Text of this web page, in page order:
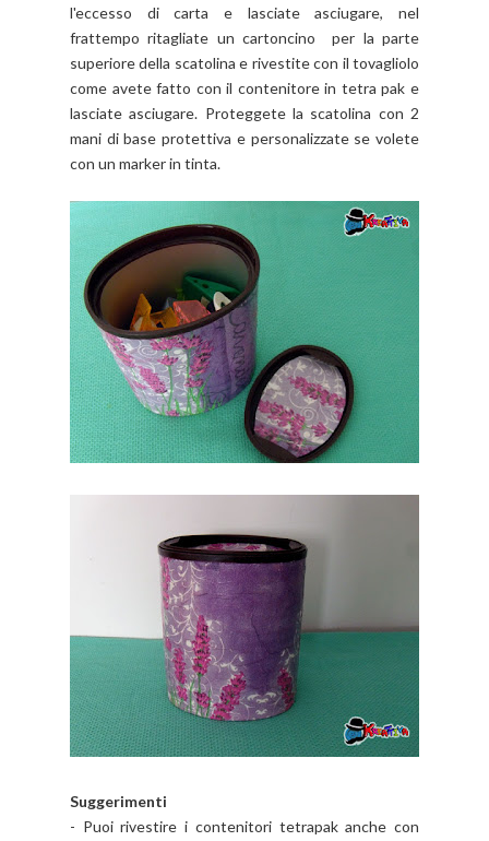
l'eccesso di carta e lasciate asciugare, nel
frattempo ritagliate un cartoncino per la parte
superiore della scatolina e rivestite con il tovagliolo
come avete fatto con il contenitore in tetra pak e
lasciate asciugare. Proteggete la scatolina con 2
mani di base protettiva e personalizzate se volete
con un marker in tinta.
Suggerimenti
- Puoi rivestire i contenitori tetrapak anche con